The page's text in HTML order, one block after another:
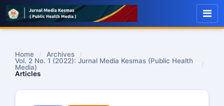
Home / Archives
/
Vol. 2 No. 1 (2022): Jurnal Media Kesmas (Public Health
Media)
/
Articles